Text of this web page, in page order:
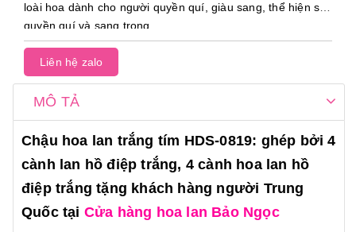
loài hoa dành cho người quyền quí, giàu sang, thể hiện sự
quyền quí và sang trọng.
Liên hệ zalo
MÔ TẢ
Chậu hoa lan trắng tím HDS-0819: ghép bởi 4
cành lan hồ điệp trắng, 4 cành hoa lan hồ
điệp trắng tặng khách hàng người Trung
Quốc tại Cửa hàng hoa lan Bảo Ngọc